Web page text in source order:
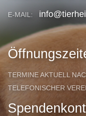
E-MAIL:
TERMINE AKTUELL
TELEFONISCHER